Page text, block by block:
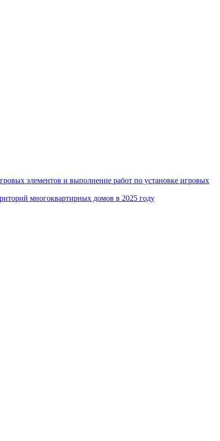
элементов и выполнение работ по установке игровых
многоквартирных домов в 2025 году